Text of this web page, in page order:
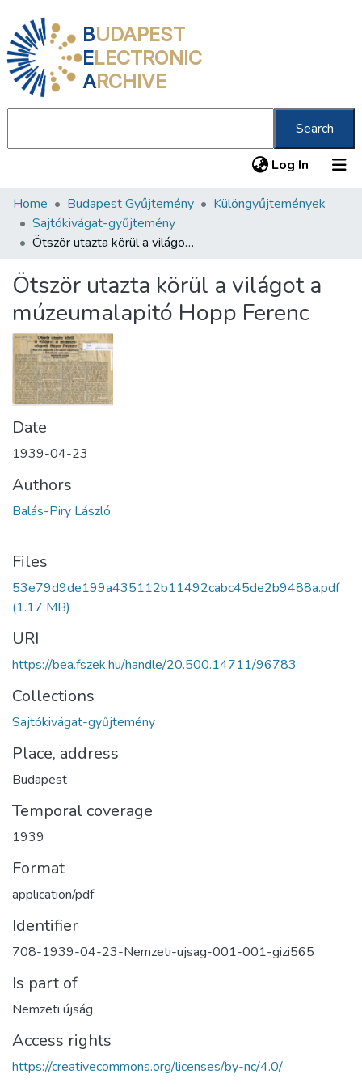
BUDAPEST
ELECTRONIC
ARCHIVE
Search
Log In (current)
Communities & Collections
All of DSpace
Statistics
About us
Home Budapest Gyűjtemény
Különgyűjtemények
Sajtókivágat-gyűjtemény
Ötször utazta körül a világot a múzeumalapitó Hopp Ferenc
Ötször utazta körül a világot a
múzeumalapitó Hopp Ferenc
Date
1939-04-23
Authors
Balás-Piry László
Files
53e79d9de199a435112b11492cabc45de2b9488a.pdf
(1.17 MB)
URI
https://bea.fszek.hu/handle/20.500.14711/96783
Collections
Sajtókivágat-gyűjtemény
Place, address
Budapest
Temporal coverage
1939
Format
application/pdf
Identifier
708-1939-04-23-Nemzeti-ujsag-001-001-gizi565
Is part of
Nemzeti újság
Access rights
https://creativecommons.org/licenses/by-nc/4.0/